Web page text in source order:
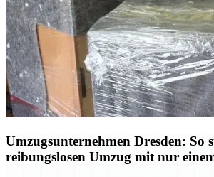
Umzugsunternehmen Dresden: So
reibungslosen Umzug mit nur